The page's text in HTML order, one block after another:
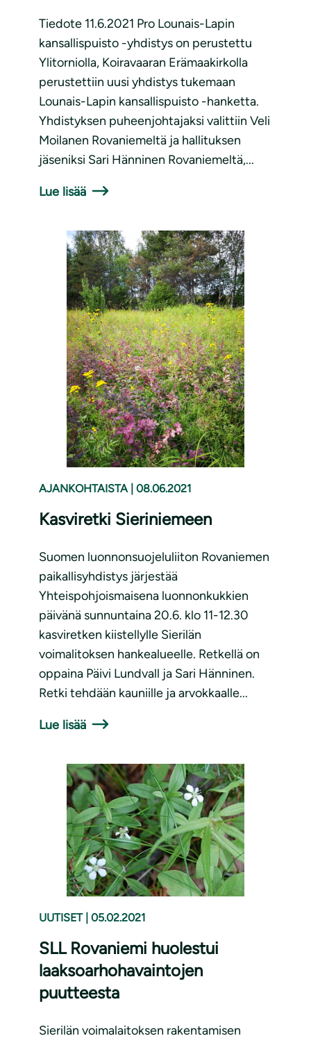
Tiedote 11.6.2021 Pro Lounais-Lapin
kansallispuisto -yhdistys on perustettu
Ylitorniolla, Koiravaaran Erämaakirkolla
perustettiin uusi yhdistys tukemaan
Lounais-Lapin kansallispuisto -hanketta.
Yhdistyksen puheenjohtajaksi valittiin Veli
Moilanen Rovaniemeltä ja hallituksen
jäseniksi Sari Hänninen Rovaniemeltä,...
Lue lisää
AJANKOHTAISTA 08.06.2021
Kasviretki Sieriniemeen
Suomen luonnonsuojeluliiton Rovaniemen
paikallisyhdistys järjestää
Yhteispohjoismaisena luonnonkukkien
päivänä sunnuntaina 20.6. klo 11-12.30
kasviretken kiistellylle Sierilän
voimalitoksen hankealueelle. Retkellä on
oppaina Päivi Lundvall ja Sari Hänninen.
Retki tehdään kauniille ja arvokkaalle...
Lue lisää
UUTISET 05.02.2021
SLL Rovaniemi huolestui
laaksoarhohavaintojen
puutteesta
Sierilän voimalaitoksen rakentamisen